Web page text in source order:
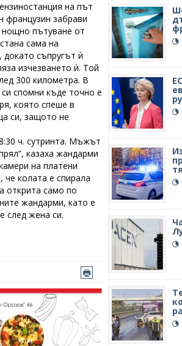
на път
французин забрави
нощно пътуване от
сама на
съпругът ѝ
изчезването ѝ. Той
300 километра. В
спомни къде точно е
която спеше в
си, защото не
ч. сутринта. Мъжът
казаха жандарми
на платени
че колата е спирала
открита само по
жандарми, като е
след жена си.